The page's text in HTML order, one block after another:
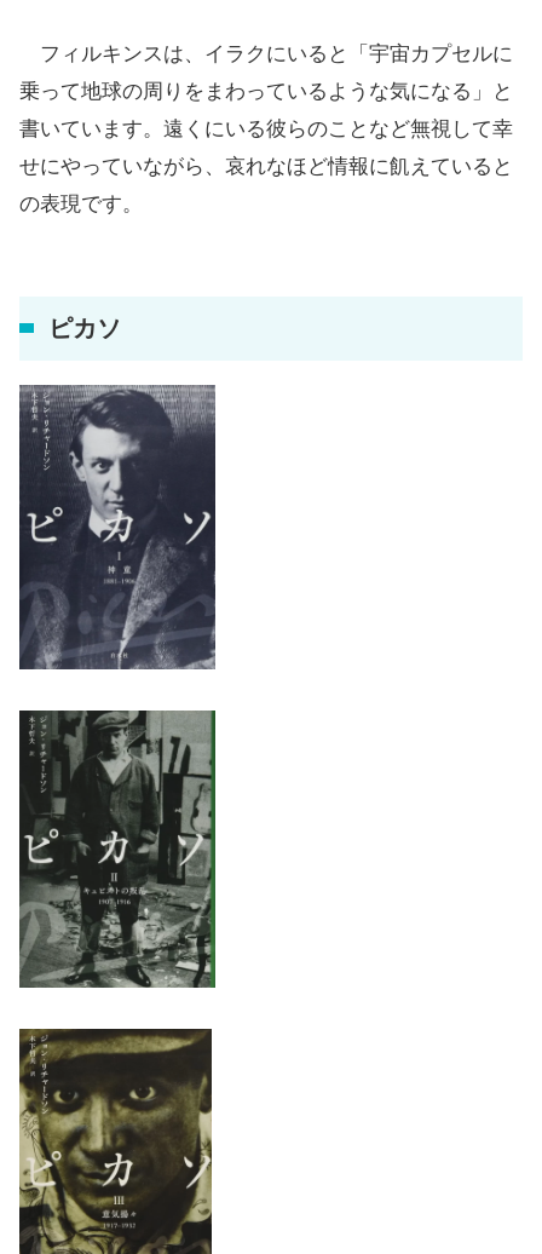
フィルキンスは、イラクにいると「宇宙カプセルに
乗って地球の周りをまわっているような気になる」と
書いています。遠くにいる彼らのことなど無視して幸
せにやっていながら、哀れなほど情報に飢えていると
の表現です。
ピカソ